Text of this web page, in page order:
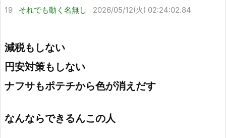
19 それでも動く名無し 2026/05/12(火) 02:24:02.84
減税もしない
円安対策もしない
ナフサもポテチから色が消えだす
なんならできるんこの人